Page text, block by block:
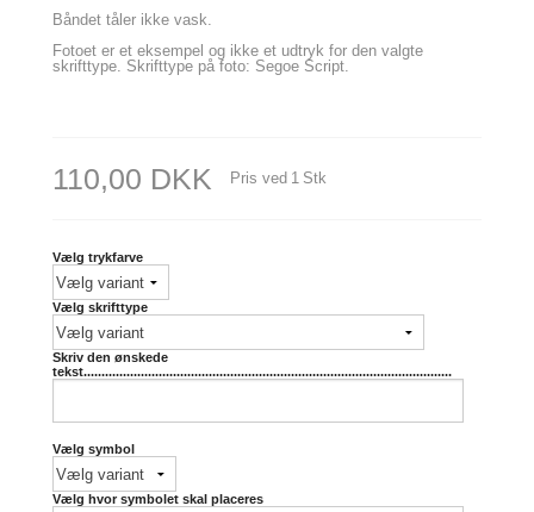
Båndet tåler ikke vask.
Fotoet er et eksempel og ikke et udtryk for den valgte
skrifttype. Skrifttype på foto: Segoe Script.
110,00 DKK Pris ved 1 Stk
Vælg trykfarve
Vælg skrifttype
Skriv den ønskede
tekst.......................................................................................................
Vælg symbol
Vælg hvor symbolet skal placeres